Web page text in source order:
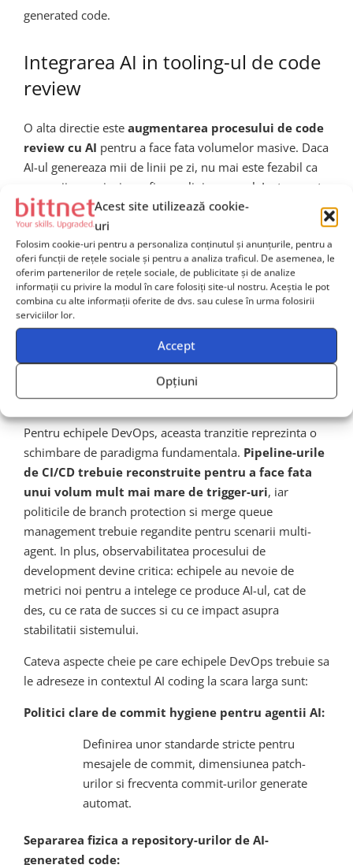
Acest site utilizează cookie-
uri
Folosim cookie-uri pentru a personaliza conținutul și anunțurile, pentru a
oferi funcții de rețele sociale și pentru a analiza traficul. De asemenea, le
oferim partenerilor de rețele sociale, de publicitate și de analize
informații cu privire la modul în care folosiți site-ul nostru. Aceștia le pot
combina cu alte informații oferite de dvs. sau culese în urma folosirii
serviciilor lor.
Accept
Opțiuni
generated code.
Integrarea AI in tooling-ul de code
review
O alta directie este augmentarea procesului de code
review cu AI pentru a face fata volumelor masive. Daca
AI-ul genereaza mii de linii pe zi, nu mai este fezabil ca
oamenii sa revizuiasca fiecare linie manual. Instrumente
precum CodeRabbit, Bito sau GitHub Copilot for Pull
Requests incearca sa automatizeze partial procesul de
review, dar ridica la randul lor intrebari despre
responsabilitate si calitate: cine este responsabil cand
codul generat de AI si aprobat de AI contine un bug critic
in productie?
Implicatii pentru echipele
Pentru echipele DevOps, aceasta tranzitie reprezinta o
schimbare de paradigma fundamentala. Pipeline-urile
de CI/CD trebuie reconstruite pentru a face fata
unui volum mult mai mare de trigger-uri, iar
politicile de branch protection si merge queue
management trebuie regandite pentru scenarii multi-
agent. In plus, observabilitatea procesului de
development devine critica: echipele au nevoie de
metrici noi pentru a intelege ce produce AI-ul, cat de
des, cu ce rata de succes si cu ce impact asupra
stabilitatii sistemului.
Cateva aspecte cheie pe care echipele DevOps trebuie sa
le adreseze in contextul AI coding la scara larga sunt:
Politici clare de commit hygiene pentru agentii AI:
Definirea unor standarde stricte pentru
mesajele de commit, dimensiunea patch-
urilor si frecventa commit-urilor generate
automat.
Separarea fizica a repository-urilor de AI-
generated code: